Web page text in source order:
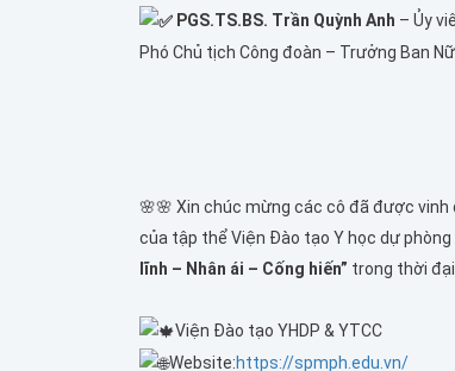
PGS.TS.BS. Trần Quỳnh Anh – Ủy
Phó Chủ tịch Công đoàn – Trưởng Ban
🌸🌸 Xin chúc mừng các cô đã được
của tập thể Viện Đào tạo Y học dự
lĩnh – Nhân ái – Cống hiến” trong thời đại
Viện Đào tạo YHDP & YTCC
Website:https://spmph.edu.vn/